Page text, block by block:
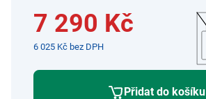
7 290 Kč
6 025 Kč bez DPH
Přidat do košíku